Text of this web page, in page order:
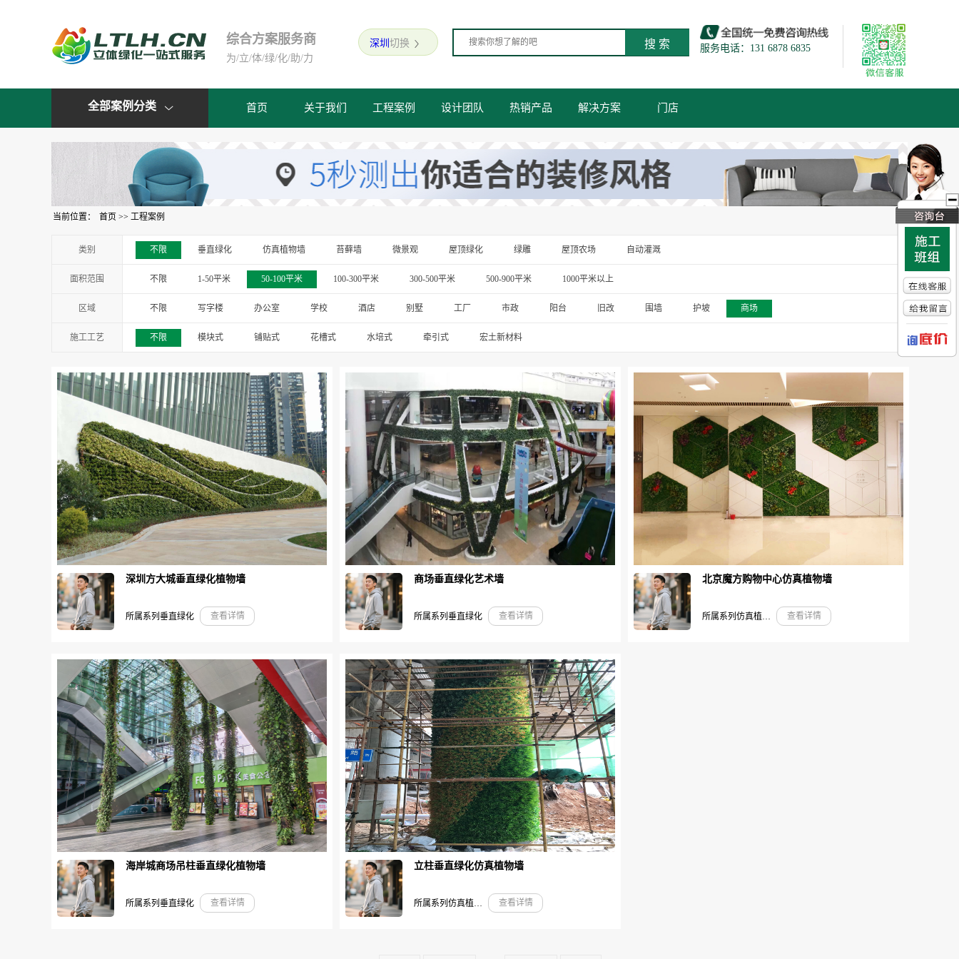
综合方案服务商
为/立/体/绿/化/助/力
深圳 切换  服务电话：131 6878 6835
搜 索
全部案例分类  首页 关于我们 工程案例 设计团队 热销产品 解决方案 门店
当前位置： 首页 >> 工程案例
类别 不限 垂直绿化 仿真植物墙 苔藓墙 微景观 屋顶绿化 绿雕 屋顶农场 自动灌溉
面积范围 不限 1-50平米 50-100平米 100-300平米 300-500平米 500-900平米 1000平米以上
区域 不限 写字楼 办公室 学校 酒店 别墅 工厂 市政 阳台 旧改 围墙 护坡 商场
创意园 展会 售楼处
施工工艺 不限 模块式 铺贴式 花槽式 水培式 牵引式 宏土新材料
深圳方大城垂直绿化植物墙
所属系列垂直绿化 查看详情
商场垂直绿化艺术墙
所属系列垂直绿化 查看详情
北京魔方购物中心仿真植物墙
所属系列仿真植物墙 查看详情
海岸城商场吊柱垂直绿化植物墙
所属系列垂直绿化 查看详情
立柱垂直绿化仿真植物墙
所属系列仿真植物墙 查看详情